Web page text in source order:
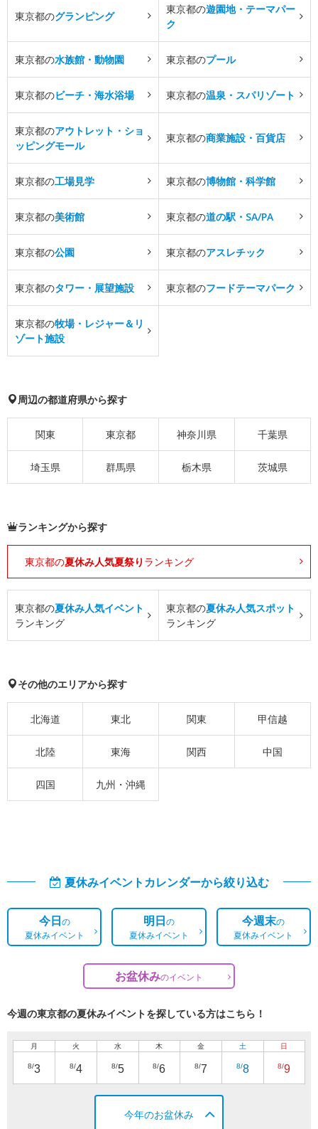
東京都のグランピング
東京都の遊園地・テーマパー
ク
東京都の水族館・動物園 東京都のプール
東京都のビーチ・海水浴場 東京都の温泉・スパリゾート
東京都のアウトレット・ショ
ッピングモール
東京都の商業施設・百貨店
東京都の工場見学 東京都の博物館・科学館
東京都の美術館 東京都の道の駅・SA/PA
東京都の公園 東京都のアスレチック
東京都のタワー・展望施設 東京都のフードテーマパーク
東京都の牧場・レジャー＆リ
ゾート施設
周辺の都道府県から探す
関東 東京都 神奈川県 千葉県
埼玉県 群馬県 栃木県 茨城県
ランキングから探す
東京都の夏休み人気夏祭り ランキング
東京都の夏休み人気イベント
ランキング
東京都の夏休み人気スポット
ランキング
その他のエリアから探す
北海道 東北 関東 甲信越
北陸 東海 関西 中国
四国 九州・沖縄
夏休みイベントカレンダーから絞り込む
今日の
夏休みイベント
明日の
夏休みイベント
今週末の
夏休みイベント
お盆休みのイベント
今週の東京都の夏休みイベントを探している方はこちら！
月
8/3
火
8/4
水
8/5
木
8/6
金
8/7
土
8/8
日
8/9
今年のお盆休み